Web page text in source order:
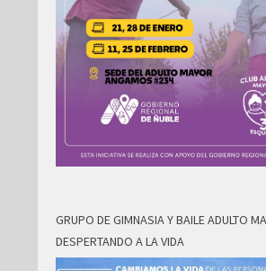
GRUPO DE GIMNASIA Y BAILE ADULTO
DESPERTANDO A LA VIDA